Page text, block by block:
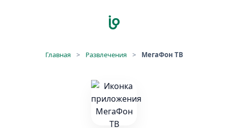
Главная > Развлечения > МегаФон ТВ